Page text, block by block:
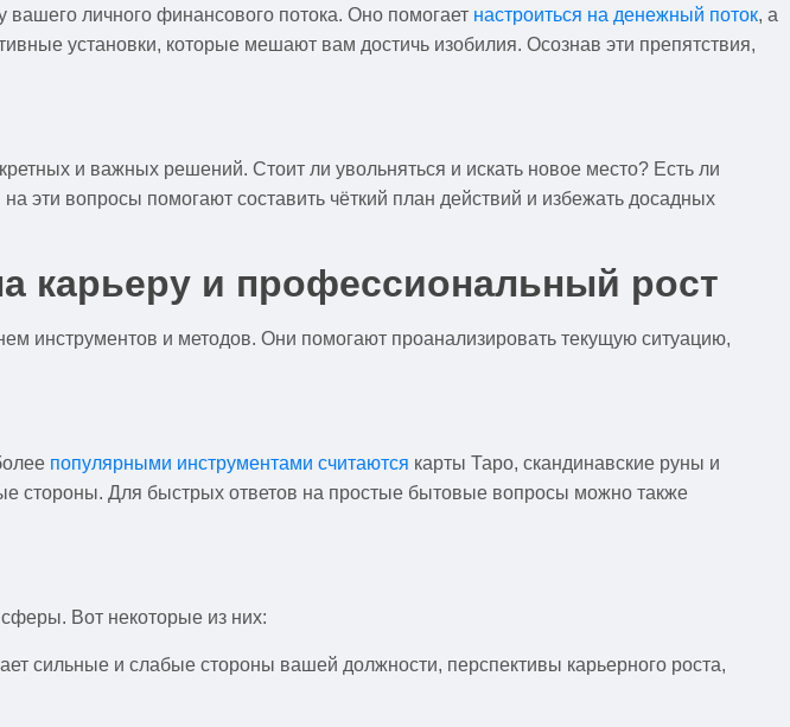
вашего личного финансового потока. Оно помогает настроиться на денежный поток, а
установки, которые мешают вам достичь изобилия. Осознав эти препятствия,
и важных решений. Стоит ли увольняться и искать новое место? Есть ли
эти вопросы помогают составить чёткий план действий и избежать досадных
карьеру и профессиональный рост
инструментов и методов. Они помогают проанализировать текущую ситуацию,
популярными инструментами считаются карты Таро, скандинавские руны и
стороны. Для быстрых ответов на простые бытовые вопросы можно также
Вот некоторые из них:
сильные и слабые стороны вашей должности, перспективы карьерного роста,